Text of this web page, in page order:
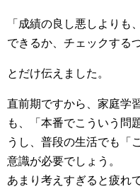
「成績の良し悪しよりも
できるか、チェックする
とだけ伝えました。
直前期ですから、家庭学
も、「本番でこういう問
うし、普段の生活でも「
意識が必要でしょう。
あまり考えすぎると疲れ